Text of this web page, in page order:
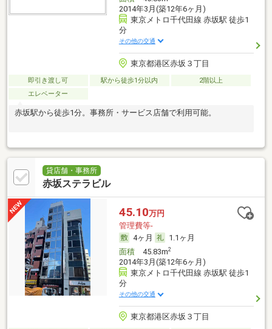
2014年3月(築12年6ヶ月)
東京メトロ千代田線 赤坂駅 徒歩1
分
その他の交通
東京都港区赤坂３丁目
即引き渡し可 駅から徒歩1分以内
2階以上
エレベーター
赤坂駅から徒歩1分。事務所・サービス店舗で利用可能。
貸店舗・事務所
赤坂ステラビル
45.10万円
管理費等-
4ヶ月
1.1ヶ月
面積45.83m2
2014年3月(築12年6ヶ月)
東京メトロ千代田線 赤坂駅 徒歩1
分
その他の交通
東京都港区赤坂３丁目